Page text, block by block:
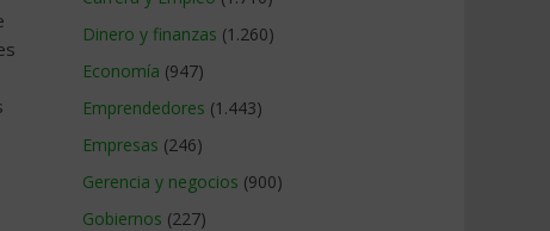
Dinero y finanzas (1.260)
Economía (947)
Emprendedores (1.443)
Empresas (246)
Gerencia y negocios (900)
Gobiernos (227)